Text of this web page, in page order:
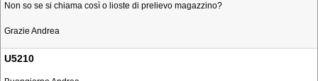
Non so se si chiama così o lioste di prelievo magazzino?
Grazie Andrea
U5210